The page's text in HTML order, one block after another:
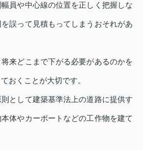
員や中心線の位置を正しく把握しな
誤って見積もってしまうおそれがあ
来どこまで下がる必要があるのかを
おくことが大切です。
として建築基準法上の道路に提供す
体やカーポートなどの工作物を建て